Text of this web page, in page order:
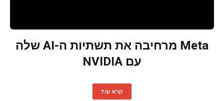
Meta מרחיבה את תשתיות ה-AI שלה
עם NVIDIA
קרא עוד